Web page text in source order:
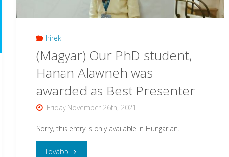
Klaudia
az
Egyetem
TV
hirek
(Magyar) Our PhD student,
Hanan Alawneh was
awarded as Best Presenter
Friday November 26th, 2021
Sorry, this entry is only available in Hungarian.
Tovább"